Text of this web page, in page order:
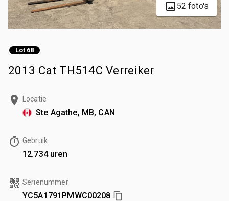
52 foto's
Lot 68
2013 Cat TH514C Verreiker
Locatie
Ste Agathe, MB, CAN
Gebruik
12.734 uren
Serienummer
YC5A1791PMWC00208